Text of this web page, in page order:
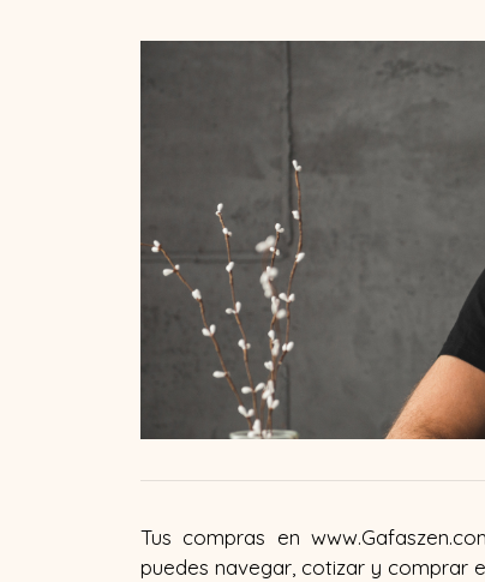
Tus compras en
puedes navegar, cotizar y comprar